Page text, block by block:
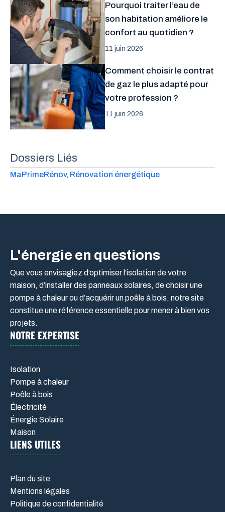
Pourquoi traiter l’eau de
son habitation améliore le
confort au quotidien ?
11 juin 2026
Comment choisir le contrat
de gaz le plus adapté pour
votre profession ?
11 juin 2026
Dossiers Liés
MaPrimeRénov, Rénovation énergétique
L'énergie en questions
Que vous envisagiez d’optimiser l’isolation de votre
maison, d’installer des panneaux solaires, de choisir une
pompe à chaleur ou d’acquérir un poêle à bois, notre site
constitue une référence essentielle pour mener à bien vos
projets.
NOTRE EXPERTISE
Isolation
Pompe à chaleur
Poêle à bois
Électricité
Énergie Solaire
Maison
LIENS UTILES
Plan du site
Mentions légales
Politique de confidentialité